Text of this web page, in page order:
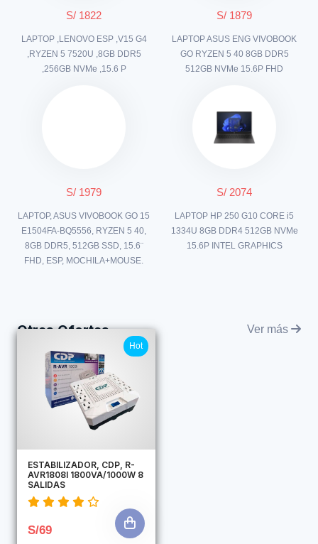
S/ 1822
LAPTOP ,LENOVO ESP ,V15 G4
,RYZEN 5 7520U ,8GB DDR5
,256GB NVMe ,15.6 P
S/ 1879
LAPTOP ASUS ENG VIVOBOOK
GO RYZEN 5 40 8GB DDR5
512GB NVMe 15.6P FHD
S/ 1979
LAPTOP, ASUS VIVOBOOK GO 15
E1504FA-BQ5556, RYZEN 5 40,
8GB DDR5, 512GB SSD, 15.6¨
FHD, ESP, MOCHILA+MOUSE.
S/ 2074
LAPTOP HP 250 G10 CORE i5
1334U 8GB DDR4 512GB NVMe
15.6P INTEL GRAPHICS
Otras Ofertas Ver más
Hot
ESTABILIZADOR, CDP, R-
AVR1808I 1800VA/1000W 8
SALIDAS
S/69